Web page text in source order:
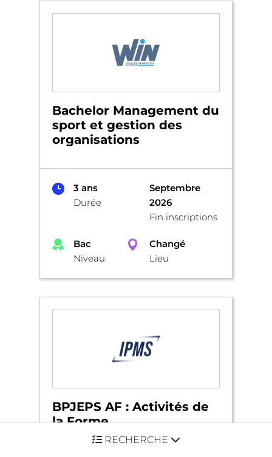
RECHERCHE
Bachelor Management du
sport et gestion des
organisations
3 ans
Durée
Septembre
2026
Fin inscriptions
Bac
Niveau
Changé
Lieu
BPJEPS AF : Activités de
la Forme